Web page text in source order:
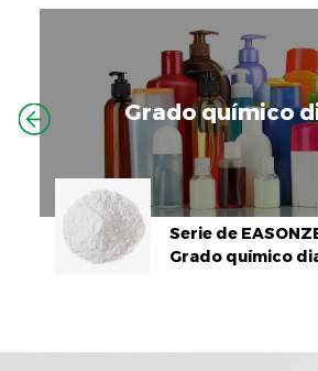
Previous Grado químico
Serie de
Grado químico